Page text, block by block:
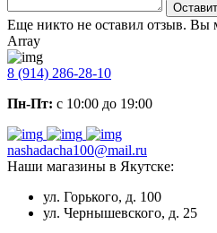
Еще никто не оставил отзыв. Вы
Array
8 (914) 286-28-10
Пн-Пт: с 10:00 до 19:00
nashadacha100@mail.ru
Наши магазины в Якутске:
ул. Горького, д. 100
ул. Чернышевского, д. 25